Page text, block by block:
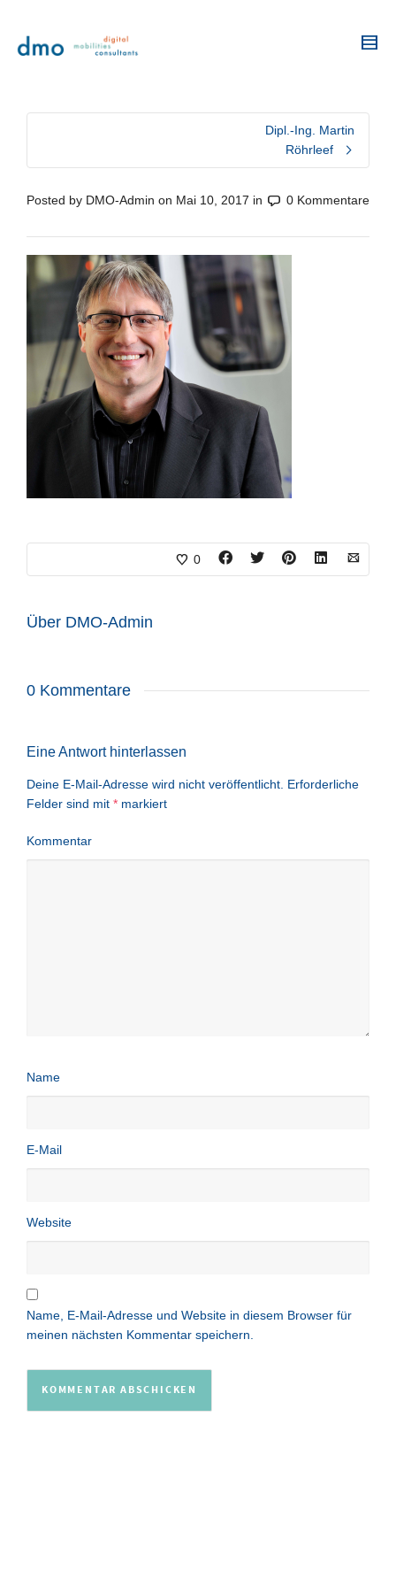
Dipl.-Ing. Martin
Röhrleef
Posted by DMO-Admin on Mai 10, 2017 in 0 Kommentare
0
Über DMO-Admin
0 Kommentare
Eine Antwort hinterlassen
Deine E-Mail-Adresse wird nicht veröffentlicht. Erforderliche
Felder sind mit * markiert
Kommentar
Name
E-Mail
Website
Name, E-Mail-Adresse und Website in diesem Browser für
meinen nächsten Kommentar speichern.